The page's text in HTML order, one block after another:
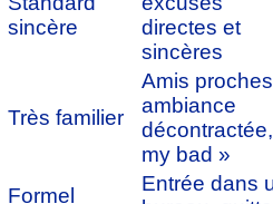
sincère
directes et
sincères
Très familier
Amis
ambiance
my bad »
Formel
Entrée dans